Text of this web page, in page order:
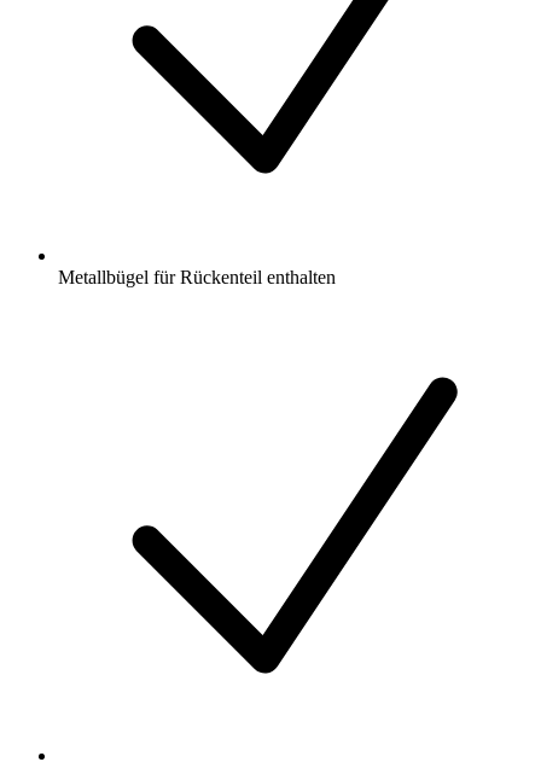
Metallbügel für Rückenteil enthalten